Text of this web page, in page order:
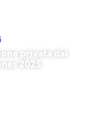
privata dal
2025